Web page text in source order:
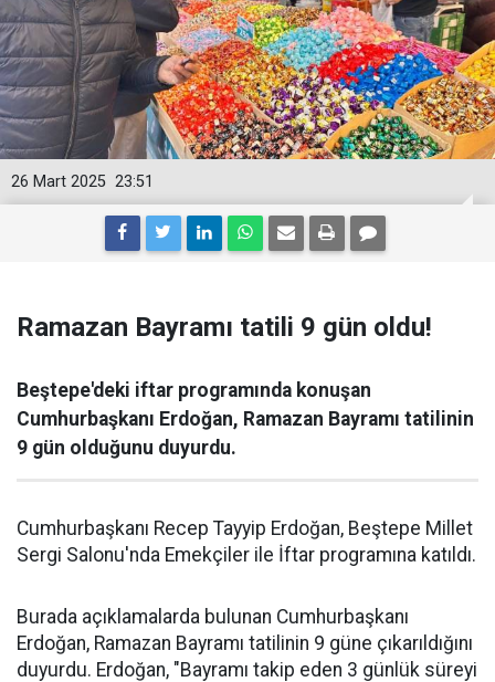
23:51
26 Mart 2025
Ramazan Bayramı tatili 9 gün oldu!
Beştepe'deki iftar programında konuşan
Cumhurbaşkanı Erdoğan, Ramazan Bayramı tatilinin
9 gün olduğunu duyurdu.
Cumhurbaşkanı Recep Tayyip Erdoğan, Beştepe Millet
Sergi Salonu'nda Emekçiler ile İftar programına katıldı.
Burada açıklamalarda bulunan Cumhurbaşkanı
Erdoğan, Ramazan Bayramı tatilinin 9 güne çıkarıldığını
duyurdu. Erdoğan, "Bayramı takip eden 3 günlük süreyi